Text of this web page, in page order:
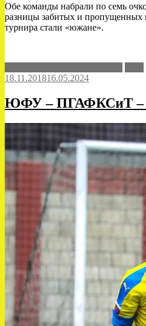
Обе команды набрали по семь
разницы забитых и пропущенных
турнира стали «южане».
18.11.201816.05.2024
ЮФУ – ПГАФКСиТ –